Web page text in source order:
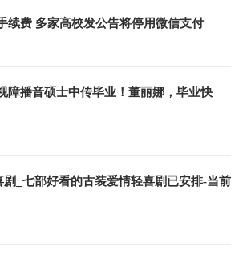
续费 多家高校发公告将停用微信支付
障播音硕士中传毕业！董丽娜，毕业快
_七部好看的古装爱情轻喜剧已安排-当前